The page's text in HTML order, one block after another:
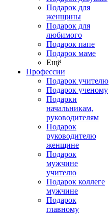
Подарок для
женщины
Подарок для
любимого
Подарок папе
Подарок маме
Ещё
Профессии
Подарок учителю
Подарок ученому
Подарки
начальникам,
руководителям
Подарок
руководителю
женщине
Подарок
мужчине
учителю
Подарок коллеге
мужчине
Подарок
главному